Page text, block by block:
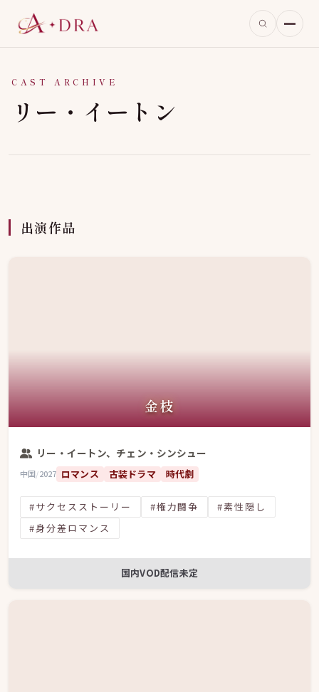
CAST ARCHIVE
リー・イートン
出演作品
金枝
リー・イートン、チェン・シンシュー
中国/2027 ロマンス 古装ドラマ 時代劇
#サクセスストーリー #権力闘争
#素性隠し
#身分差ロマンス
国内VOD配信未定